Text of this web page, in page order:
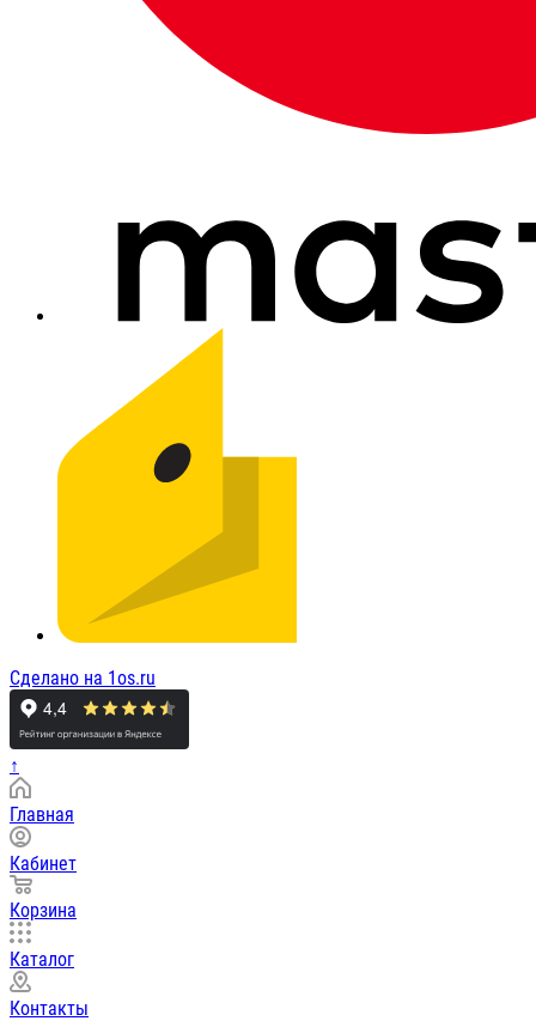
Сделано на 1os.ru
↑
Главная
Кабинет
Корзина
Каталог
Контакты